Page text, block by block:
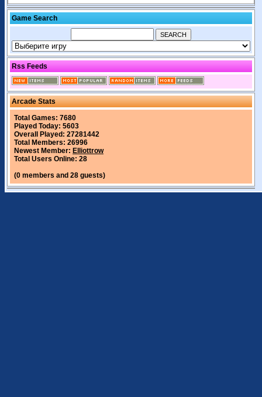
Game Search
Rss Feeds
Arcade Stats
Total Games: 7680
Played Today: 5603
Overall Played: 27281442
Total Members: 26996
Newest Member: Elliottrow
Total Users Online: 28
(0 members and 28 guests)